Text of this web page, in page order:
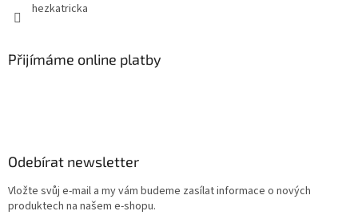
hezkatricka
Přijímáme online platby
Odebírat newsletter
Vložte svůj e-mail a my vám budeme zasílat informace o nových
produktech na našem e-shopu.